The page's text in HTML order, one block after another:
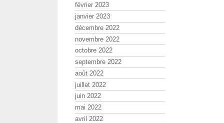
février 2023
janvier 2023
décembre 2022
novembre 2022
octobre 2022
septembre 2022
août 2022
juillet 2022
juin 2022
mai 2022
avril 2022